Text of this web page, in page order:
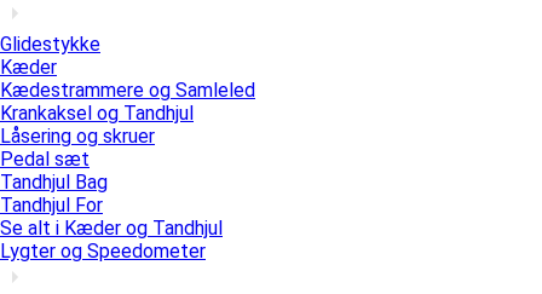
Glidestykke
Kæder
Kædestrammere og Samleled
Krankaksel og Tandhjul
Låsering og skruer
Pedal sæt
Tandhjul Bag
Tandhjul For
Se alt i Kæder og Tandhjul
Lygter og Speedometer